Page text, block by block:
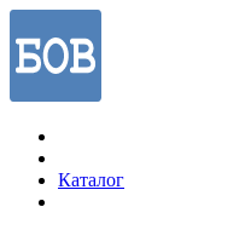
Каталог